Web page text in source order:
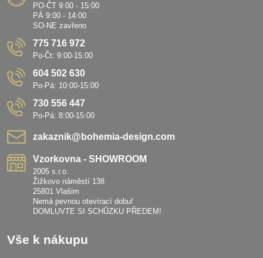
PO-ČT 9:00 - 15:00
PÁ 9:00 - 14:00
SO-NE zavřeno
775 716 972
Po-Čt: 9:00-15:00
604 502 630
Po-Pá: 10:00-15:00
730 556 447
Po-Pá: 8:00-15:00
zakaznik​@bohemia-design​.com
Vzorkovna - SHOWROOM
2005 s.r.o.
Žižkovo náměstí 138
25801 Vlašim
Nemá pevnou otevírací dobu!
DOMLUVTE SI SCHŮZKU PŘEDEM!
Vše k nákupu